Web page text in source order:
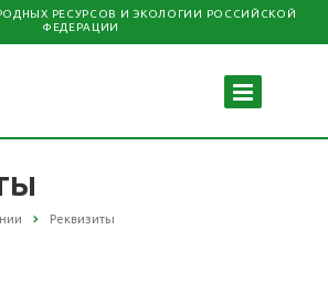
РЕСУРСОВ И ЭКОЛОГИИ РОССИЙСКОЙ
ФЕДЕРАЦИИ
Реквизиты